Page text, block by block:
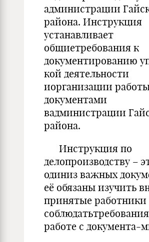
администрации
района. Инструкция
устанавливает
общиетребования к
документированию
кой деятельности
иорганизации
документами
вадминистрации
района.
Инструкция по
делопроизводству –
одиниз важных
её обязаны изучить
принятые работники
работе с документа-